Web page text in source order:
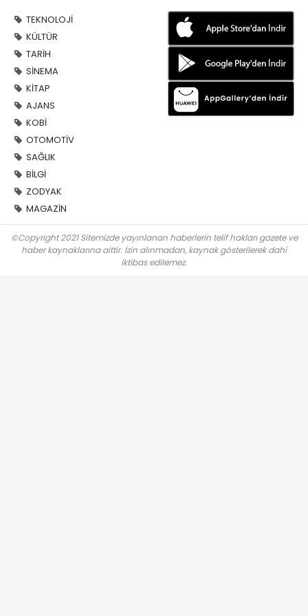
TEKNOLOJİ
KÜLTÜR
TARİH
SİNEMA
KİTAP
AJANS
KOBİ
OTOMOTİV
SAĞLIK
BİLGİ
ZODYAK
MAGAZİN
©Copyright 2021 Sitemizde yayınlanan haberlerin telif hakları gazete ve
haber kaynaklarına aittir. İzin alınmadan, kaynak gösterilerek dahi
iktibas edilemez.